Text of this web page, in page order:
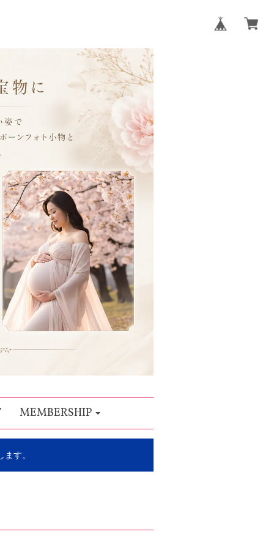
MEMBERSHIP
す。